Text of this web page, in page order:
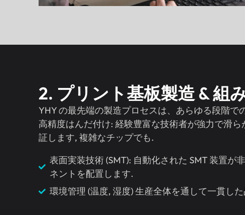
2. プリント基板製造 & 組
YHY の最先端の製造プロセスは、あらゆる段階で
高精度はんだ付け: 経験豊富な技術者が強力で滑
証します, 複雑なチップでも.
表面実装技術 (SMT): 自動化された SMT 装置が
ネントを配置します.
環境管理 (温度, 湿度) 生産全体を通して一貫し